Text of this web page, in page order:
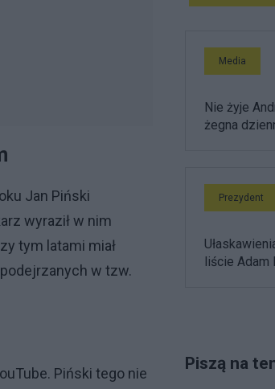
Jan Piński
wyraził w nim
tym latami miał
w tzw.
Piński tego nie
Media
Nie żyje
żegna
Prezydent
liście Adam
Piszą na